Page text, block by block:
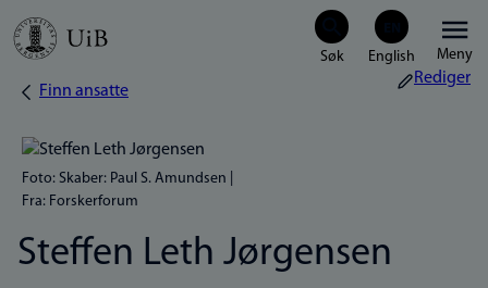
Hopp
Meny
Navigasjonssti
Finn ansatte
Rediger
Foto: Skaber: Paul S. Amundsen |
Fra: Forskerforum
Steffen Leth Jørgensen